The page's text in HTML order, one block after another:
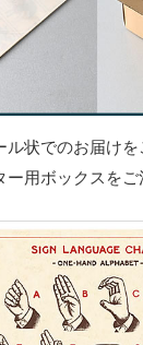
ル状でのお届け
用ボックスをご